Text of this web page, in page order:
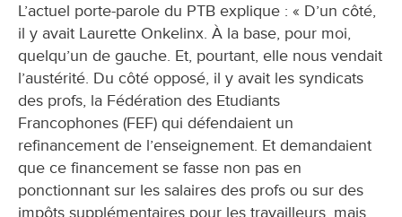
L’actuel porte-parole du PTB explique : « D’un côté,
il y avait Laurette Onkelinx. À la base, pour moi,
quelqu’un de gauche. Et, pourtant, elle nous vendait
l’austérité. Du côté opposé, il y avait les syndicats
des profs, la Fédération des Etudiants
Francophones (FEF) qui défendaient un
refinancement de l’enseignement. Et demandaient
que ce financement se fasse non pas en
ponctionnant sur les salaires des profs ou sur des
impôts supplémentaires pour les travailleurs, mais